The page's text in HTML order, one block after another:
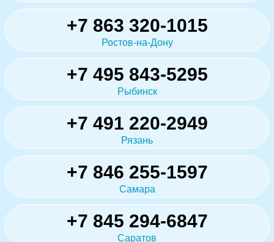
+7 863 320-1015
Ростов-на-Дону
+7 495 843-5295
Рыбинск
+7 491 220-2949
Рязань
+7 846 255-1597
Самара
+7 845 294-6847
Саратов